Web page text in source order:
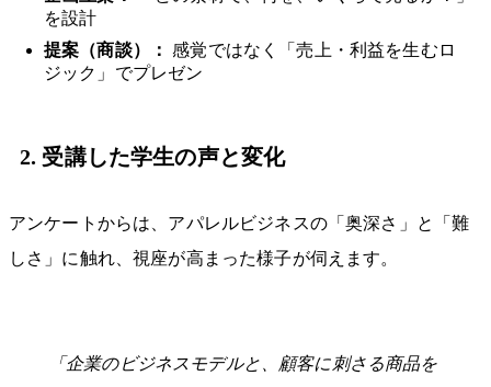
を設計
提案（商談）： 感覚ではなく「売上・利益を生むロ
ジック」でプレゼン
2. 受講した学生の声と変化
アンケートからは、アパレルビジネスの「奥深さ」と「難
しさ」に触れ、視座が高まった様子が伺えます。
「企業のビジネスモデルと、顧客に刺さる商品を